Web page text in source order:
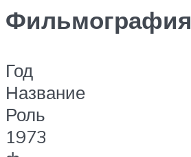
Фильмография
Год
Название
Роль
1973